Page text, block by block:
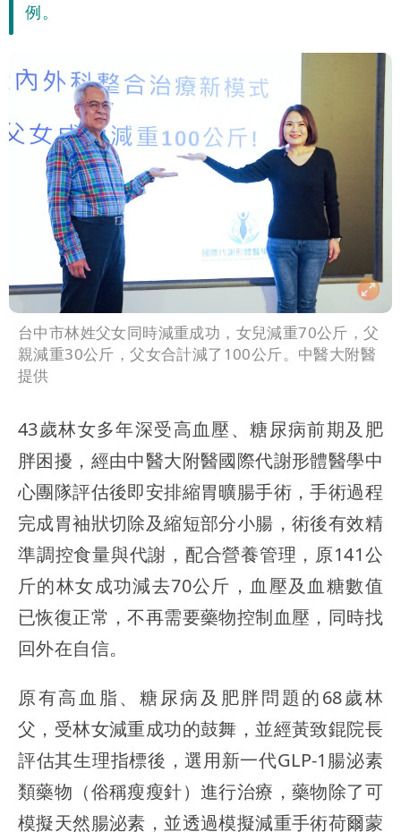
例。
台中市林姓父女同時減重成功，女兒減重70公斤，父
親減重30公斤，父女合計減了100公斤。中醫大附醫
提供
43歲林女多年深受高血壓、糖尿病前期及肥
胖困擾，經由中醫大附醫國際代謝形體醫學中
心團隊評估後即安排縮胃曠腸手術，手術過程
完成胃袖狀切除及縮短部分小腸，術後有效精
準調控食量與代謝，配合營養管理，原141公
斤的林女成功減去70公斤，血壓及血糖數值
已恢復正常，不再需要藥物控制血壓，同時找
回外在自信。
原有高血脂、糖尿病及肥胖問題的68歲林
父，受林女減重成功的鼓舞，並經黃致錕院長
評估其生理指標後，選用新一代GLP-1腸泌素
類藥物（俗稱瘦瘦針）進行治療，藥物除了可
模擬天然腸泌素，並透過模擬減重手術荷爾蒙